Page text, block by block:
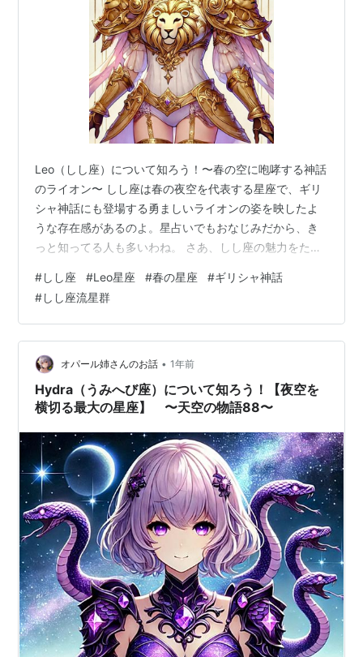
Leo（しし座）について知ろう！〜春の空に咆哮する神話
のライオン〜 しし座は春の夜空を代表する星座で、ギリ
シャ神話にも登場する勇ましいライオンの姿を映したよ
うな存在感があるのよ。星占いでもおなじみだから、き
っと知ってる人も多いわね。 さあ、しし座の魅力をたっ
特徴的な星や天体 3. 観測のコツ 4. 神話・ストーリー 5.
黄道十二星座との関連（占星術） 6. しし座の写真やイラ
スト 7. 星座に関連するイベント 8. 豆知識やトリビア 9.
まとめ 10. Q&Aコーナー 1. しし座の基本情報 〇名前（日
本語・英語） 日本語名：し…
#しし座 #Leo星座 #春の星座 #ギリシャ神話
#しし座流星群
オパール姉さんのお話 • 1年前
Hydra（うみへび座）について知ろう！【夜空を
横切る最大の星座】 〜天空の物語88〜